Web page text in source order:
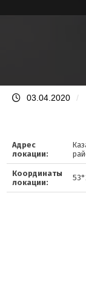
03.04.2020 /
Адрес
локации:
Координаты
локации: